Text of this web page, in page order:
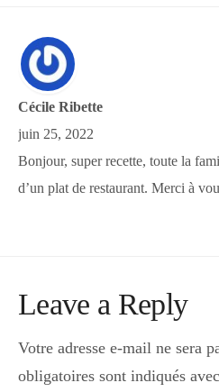
Cécile Ribette
juin 25, 2022
Bonjour, super recette, toute la
d’un plat de restaurant. Merci à
Leave a Reply
Votre adresse e-mail ne sera
obligatoires sont indiqués avec